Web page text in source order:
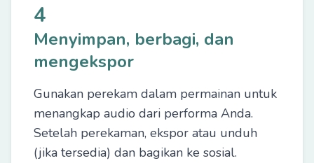
4
Menyimpan, berbagi, dan
mengekspor
Gunakan perekam dalam permainan untuk
menangkap audio dari performa Anda.
Setelah perekaman, ekspor atau unduh
(jika tersedia) dan bagikan ke sosial.